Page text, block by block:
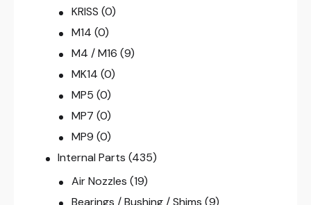
KRISS (0)
M14 (0)
M4 / M16 (9)
MK14 (0)
MP5 (0)
MP7 (0)
MP9 (0)
Internal Parts (435)
Air Nozzles (19)
Bearings / Bushing / Shims (9)